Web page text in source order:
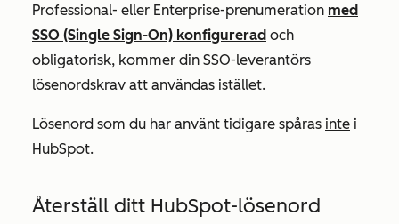
Professional- eller Enterprise-prenumeration med
SSO (Single Sign-On) konfigurerad och
obligatorisk, kommer din SSO-leverantörs
lösenordskrav att användas istället.
Lösenord som du har använt tidigare spåras inte i
HubSpot.
Återställ ditt HubSpot-lösenord